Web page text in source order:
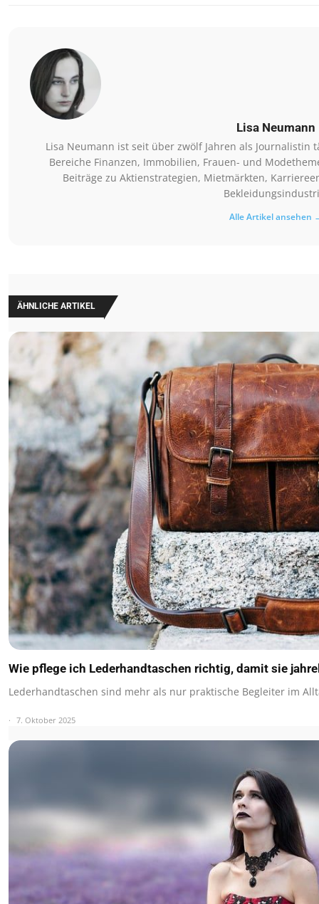
Lisa Neumann
Lisa Neumann ist seit über zwölf Jahren als
Bereiche Finanzen, Immobilien, Frauen- und
Beiträge zu Aktienstrategien, Mietmärkten,
Alle Artikel ansehen
ÄHNLICHE ARTIKEL
Wie pflege ich Lederhandtaschen richtig, damit sie
Lederhandtaschen sind mehr als nur praktische Begleiter im
7. Oktober 2025